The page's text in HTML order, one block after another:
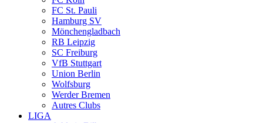
FC St. Pauli
Hamburg SV
Mönchengladbach
RB Leipzig
SC Freiburg
VfB Stuttgart
Union Berlin
Wolfsburg
Werder Bremen
Autres Clubs
LIGA